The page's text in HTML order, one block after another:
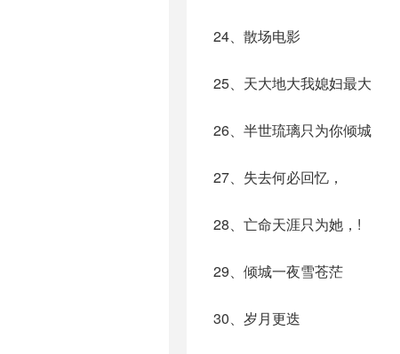
24、散场电影
25、天大地大我媳妇最大
26、半世琉璃只为你倾城
27、失去何必回忆，
28、亡命天涯只为她，!
29、倾城一夜雪苍茫
30、岁月更迭